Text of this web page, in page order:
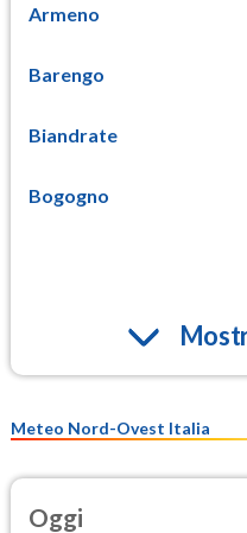
Armeno
Barengo
Biandrate
Bogogno
Meteo Nord-Ovest Italia
Oggi